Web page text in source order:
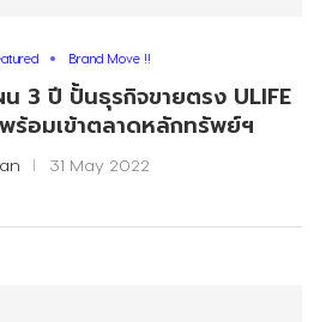
Brand Move !!
น 3 ปี ปั้นธุรกิจขายตรง ULIFE
อมเข้าตลาดหลักทรัพย์ฯ
31 May 2022